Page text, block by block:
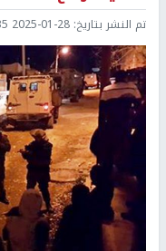
تم النشر بتاريخ: 2025-01-28 22:35